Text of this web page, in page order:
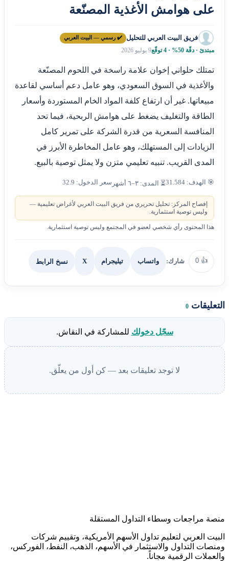
على هوامش الأغذية المصنّعة
فريق البيت العربي للتحليل ✔️ رسمي — البيت العربي
مبتدئ · دقّة 50% · 4 توقّع 9 يوليو 2026
تمتلك حلواني إخوان علامة راسخة في اللحوم المصنّعة
والأغذية في السوق السعودي، وهو عامل دعم أساسي لقاعدة
مبيعاتها. غير أن ارتفاع كلفة المواد الخام المستوردة وأسعار
الطاقة والتغليف يضغط على هوامش الربحية، فيما تحد
المنافسة السعرية من قدرة الشركة على تمرير كامل
الزيادات إلى المستهلك، وهو عامل المخاطرة الأبرز في
المدى القريب. تنبيه تعليمي متزن ولا يمثل توصية بالبيع.
🎯 الهدف: 31.584 ⏳ المدى: ٣–٦ أشهر سعر الدخول: 32.9
إفصاح المركز: تحليل تحريري من فريق البيت العربي لأغراض تعليمية —
وليس توصية استثمارية.
هذا المحتوى رأي شخصي لعضو في المجتمع وليس توصية استثمارية.
👍
0 شارك: واتساب تيليجرام X نسخ الرابط
التعليقات 0
سجّل دخولك للمشاركة في النقاش.
لا توجد تعليقات بعد — كن أول من يعلّق.
منصة مراجعات وسطاء التداول المستقلة
البيت العربي لتعليم تداول الأسهم الأمريكية، وتقييم شركات
ومنصات التداول والاستثمار في الأسهم، الذهب، النفط، الفوركس،
والعملات الرقمية مجاناً.